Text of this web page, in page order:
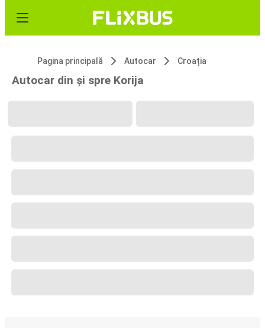
Pagina principală Autocar Croația
Autocar din și spre Korija